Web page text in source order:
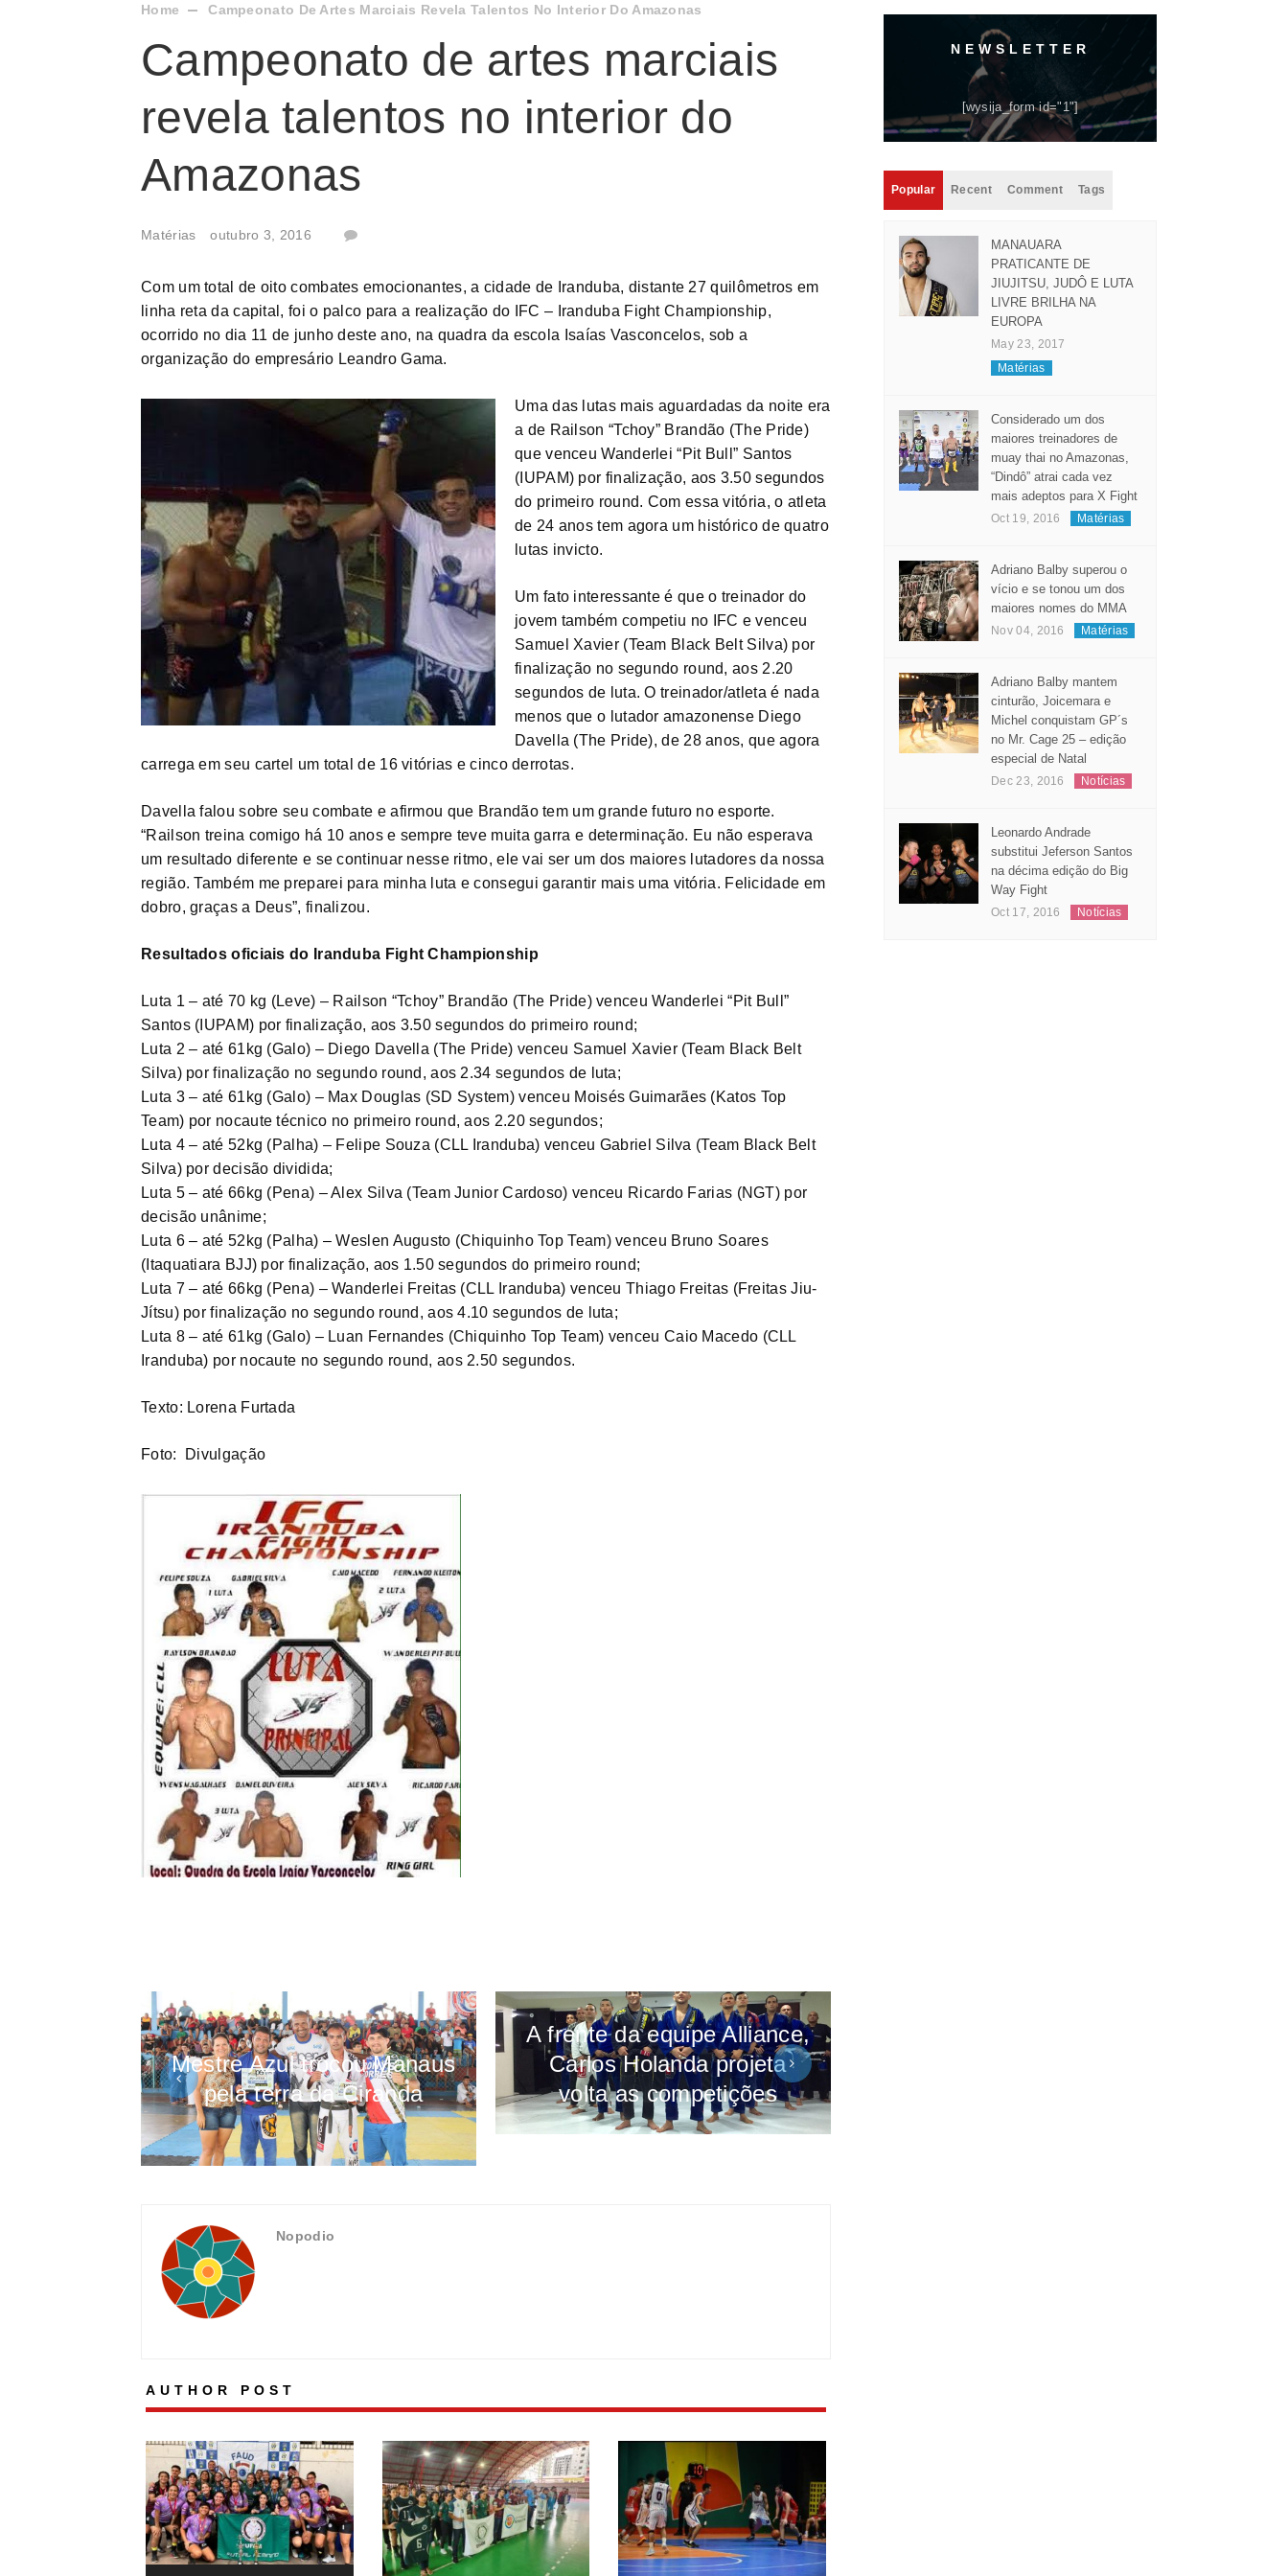
Home Campeonato De Artes Marciais Revela Talentos No Interior Do Amazonas
Campeonato de artes marciais
revela talentos no interior do
Amazonas
Matérias outubro 3, 2016
Com um total de oito combates emocionantes, a cidade de Iranduba, distante 27 quilômetros em
linha reta da capital, foi o palco para a realização do IFC – Iranduba Fight Championship,
ocorrido no dia 11 de junho deste ano, na quadra da escola Isaías Vasconcelos, sob a
organização do empresário Leandro Gama.
Uma das lutas mais aguardadas da noite era
a de Railson “Tchoy” Brandão (The Pride)
que venceu Wanderlei “Pit Bull” Santos
(IUPAM) por finalização, aos 3.50 segundos
do primeiro round. Com essa vitória, o atleta
de 24 anos tem agora um histórico de quatro
lutas invicto.
Um fato interessante é que o treinador do
jovem também competiu no IFC e venceu
Samuel Xavier (Team Black Belt Silva) por
finalização no segundo round, aos 2.20
segundos de luta. O treinador/atleta é nada
menos que o lutador amazonense Diego
Davella (The Pride), de 28 anos, que agora
carrega em seu cartel um total de 16 vitórias e cinco derrotas.
Davella falou sobre seu combate e afirmou que Brandão tem um grande futuro no esporte.
“Railson treina comigo há 10 anos e sempre teve muita garra e determinação. Eu não esperava
um resultado diferente e se continuar nesse ritmo, ele vai ser um dos maiores lutadores da nossa
região. Também me preparei para minha luta e consegui garantir mais uma vitória. Felicidade em
dobro, graças a Deus”, finalizou.
Resultados oficiais do Iranduba Fight Championship
Luta 1 – até 70 kg (Leve) – Railson “Tchoy” Brandão (The Pride) venceu Wanderlei “Pit Bull”
Santos (IUPAM) por finalização, aos 3.50 segundos do primeiro round;
Luta 2 – até 61kg (Galo) – Diego Davella (The Pride) venceu Samuel Xavier (Team Black Belt
Silva) por finalização no segundo round, aos 2.34 segundos de luta;
Luta 3 – até 61kg (Galo) – Max Douglas (SD System) venceu Moisés Guimarães (Katos Top
Team) por nocaute técnico no primeiro round, aos 2.20 segundos;
Luta 4 – até 52kg (Palha) – Felipe Souza (CLL Iranduba) venceu Gabriel Silva (Team Black Belt
Silva) por decisão dividida;
Luta 5 – até 66kg (Pena) – Alex Silva (Team Junior Cardoso) venceu Ricardo Farias (NGT) por
decisão unânime;
Luta 6 – até 52kg (Palha) – Weslen Augusto (Chiquinho Top Team) venceu Bruno Soares
(Itaquatiara BJJ) por finalização, aos 1.50 segundos do primeiro round;
Luta 7 – até 66kg (Pena) – Wanderlei Freitas (CLL Iranduba) venceu Thiago Freitas (Freitas Jiu-
Jítsu) por finalização no segundo round, aos 4.10 segundos de luta;
Luta 8 – até 61kg (Galo) – Luan Fernandes (Chiquinho Top Team) venceu Caio Macedo (CLL
Iranduba) por nocaute no segundo round, aos 2.50 segundos.
Texto: Lorena Furtada
Foto: Divulgação
Mestre Azul trocou Manaus
pela terra da Ciranda
A frente da equipe Alliance,
Carlos Holanda projeta
volta as competições
Nopodio
AUTHOR POST
NEWSLETTER
MANAUARA
PRATICANTE DE
JIUJITSU, JUDÔ E LUTA
LIVRE BRILHA NA
EUROPA
Considerado um dos
maiores treinadores de
muay thai no Amazonas,
“Dindô” atrai cada vez
Adriano Balby superou o
vício e se tonou um dos
Adriano Balby mantem
cinturão, Joicemara e
Michel conquistam GP´s
no Mr. Cage 25 – edição
Leonardo Andrade
substitui Jeferson Santos
na décima edição do Big